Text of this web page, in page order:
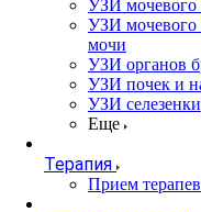
УЗИ мочевого
УЗИ мочевого
мочи
УЗИ органов
УЗИ почек и
УЗИ селезенки
Еще
Терапия
Прием